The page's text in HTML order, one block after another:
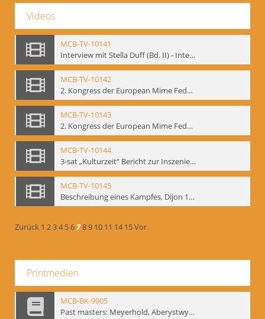
Videos
MCB-TV-10141
Interview mit Stella Duff (Bd. II) - Interne Signatur: BM-vid-58
MCB-TV-10142
2. Kongress der European Mime Federation: „Rekonstruktion/Innovation“, Berlin Mai 1993 - Interne Signatur: BM-vid-59
MCB-TV-10143
2. Kongress der European Mime Federation: „Rekonstruktion/Innovation“, Berlin Mai 1993. Dokumentation der Konferenzaktivitäten - Interne Signatur: BM-vid-70
MCB-TV-10144
3-sat „Kulturzeit“ Bericht zur Inszenierung „Mann ist Mann“ von Thomas Ostermeier und Gennadij Bogdanow - Interne Signatur: BM-vid-80
MCB-TV-10145
Beschreibung eines Kampfes, Dijon 1998. nach Kafka - Interne Signatur: BM-vid-81
Zurück 1 234 56789 10 11 14 15Vor
Printmedien
MCB-BK-9905
Past masters: Meyerhold, Aberystwyth, 27.-29.10.1995 - interne Signatur: BM-prt-94-5